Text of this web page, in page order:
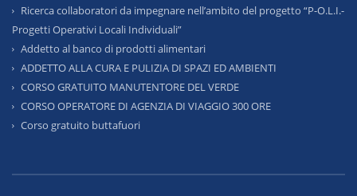
Ricerca collaboratori da impegnare nell’ambito del progetto “P-O.L.I.-
Progetti Operativi Locali Individuali”
Addetto al banco di prodotti alimentari
ADDETTO ALLA CURA E PULIZIA DI SPAZI ED AMBIENTI
CORSO GRATUITO MANUTENTORE DEL VERDE
CORSO OPERATORE DI AGENZIA DI VIAGGIO 300 ORE
Corso gratuito buttafuori